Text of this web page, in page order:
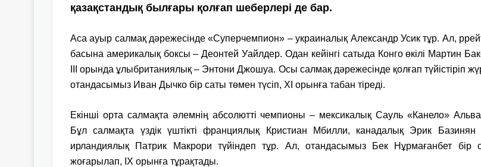
қазақстандық былғары қолғап шеберлері де бар.
Аса ауыр салмақ дәрежесінде «Суперчемпион» – украиналық Александр Усик тұр. Ал,
басына америкалық боксы – Деонтей Уайлдер. Одан кейінгі сатыда Конго өкілі Мартин
ІІІ орында ұлыбританиялық – Энтони Джошуа. Осы салмақ дәрежесінде қолғап түйістіріп
отандасымыз Иван Дычко бір саты төмен түсіп, ХІ орынға табан тіреді.
Екінші орта салмақта әлемнің абсолютті чемпионы – мексикалық Сауль «Канело»
Бұл салмақта үздік үштікті франциялық Кристиан Мбилли, канадалық Эрик Базинян
ирландиялық Патрик Макрори түйіндеп тұр. Ал, отандасымыз Бек Нұрмағанбет бір
жоғарылап, IX орынға тұрақтады.